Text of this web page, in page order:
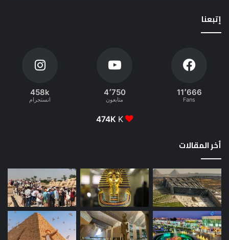
إتبعنا
11٬666
Fans
4٬750
متابعون
458k
انستجرام
474K K
أخر المقالات